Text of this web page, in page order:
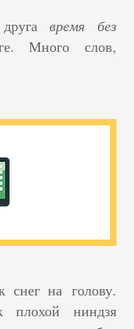
время без
Много слов,
снег на голову.
ниндзя